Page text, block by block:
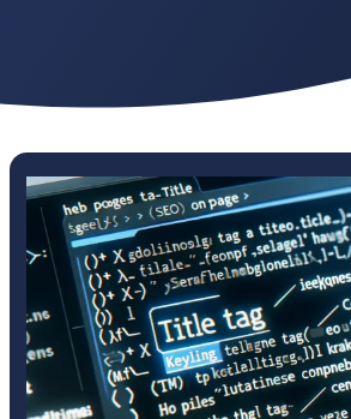
Balise
title
comment
l’optimiser
pour
le
SEO ?